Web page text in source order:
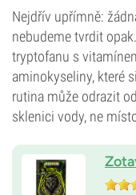
Nejdřív upřímně:
nebudeme tvrdit opak.
tryptofanu s
aminokyseliny, které
rutina může odrazit
sklenici vody, ne